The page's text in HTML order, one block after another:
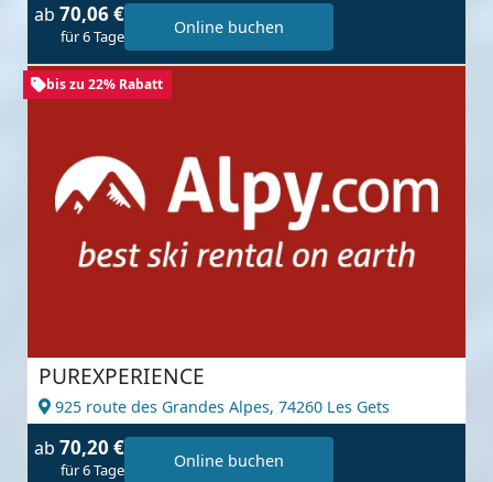
ab 70,06 €
für 6 Tage Online buchen
bis zu 22% Rabatt
PUREXPERIENCE
925 route des Grandes Alpes, 74260 Les Gets
ab 70,20 €
für 6 Tage Online buchen